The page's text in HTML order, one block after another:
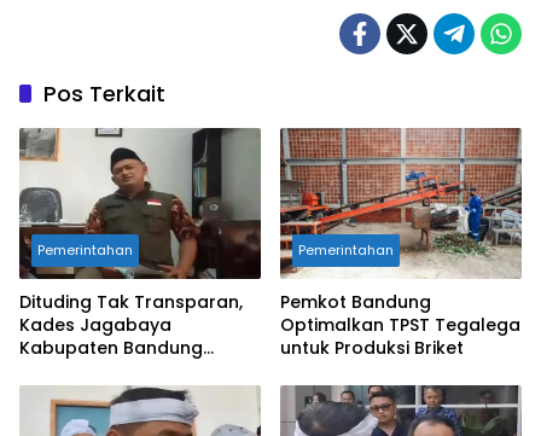
Pos Terkait
Pemerintahan
Dituding Tak Transparan,
Kades Jagabaya
Kabupaten Bandung
Pemerintahan
Pemkot Bandung
Optimalkan TPST Tegalega
untuk Produksi Briket